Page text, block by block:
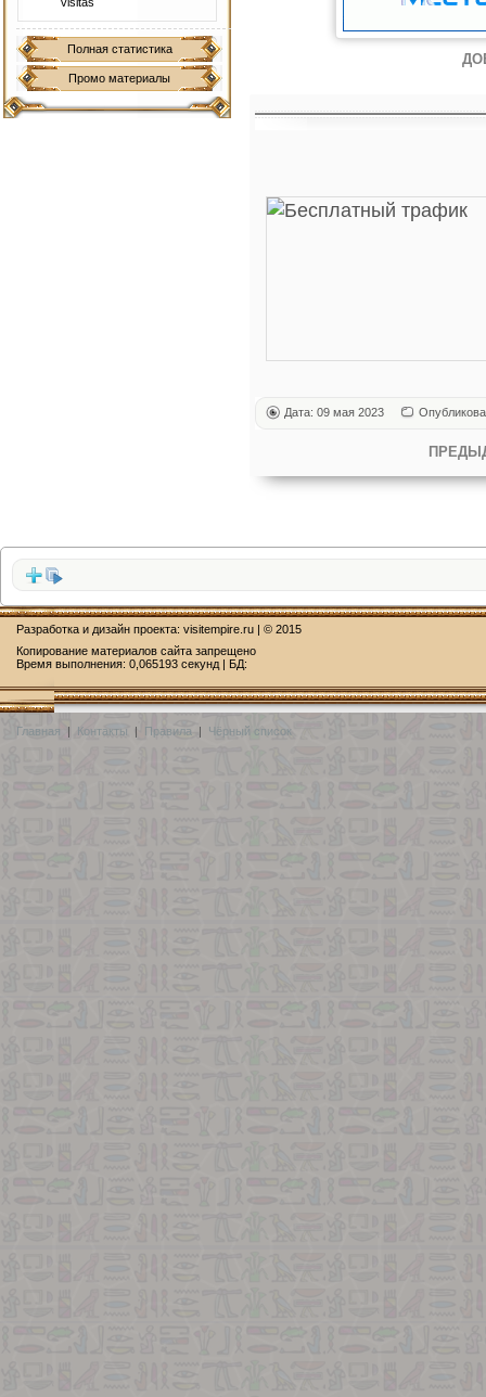
Полная статистика
Промо материалы
Дата: 09 мая 2023
Разработка и дизайн проекта: visitempire.ru | © 2015
Копирование материалов сайта запрещено
Время выполнения: 0,065193 секунд | БД:
Главная | Контакты | Правила | Чёрный список